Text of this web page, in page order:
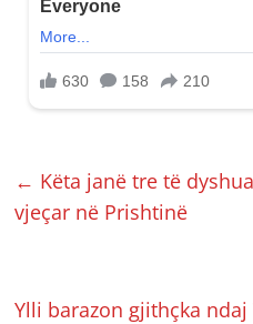
← Këta janë tre të
vjeçar në Prishtinë
Ylli barazon gjithçka